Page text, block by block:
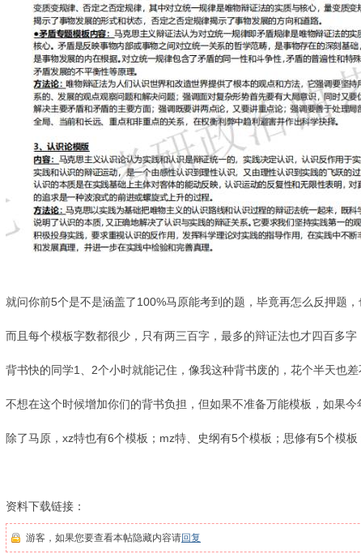
就问你前5个是不是涵盖了100%马原能考到的题，毕竟再怎么反押题
而且每个模板字数都很少，只有两三百字，最多的辩证法也才四百多
背书快的同学1、2个小时就能记住，像我这种背书废的，花个半天也
不想在这个时候增加你们的背书负担，但如果不准备万能模板，如果
除了马原，xz特也有6个模板；mz特、史纲有5个模板；思修有5个模
资料下载链接：
游客，如果您要查看本帖隐藏内容请回复